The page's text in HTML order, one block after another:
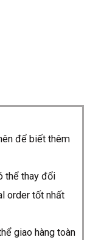
để biết thêm
thể thay đổi
order tốt nhất
giao hàng toàn